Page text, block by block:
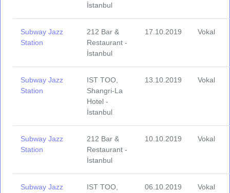
İstanbul
Subway Jazz
Station
212 Bar &
Restaurant -
İstanbul
17.10.2019 Vokal
Subway Jazz
Station
IST TOO,
Shangri-La
Hotel -
İstanbul
13.10.2019 Vokal
Subway Jazz
Station
212 Bar &
Restaurant -
İstanbul
10.10.2019 Vokal
Subway Jazz
IST TOO,
06.10.2019 Vokal